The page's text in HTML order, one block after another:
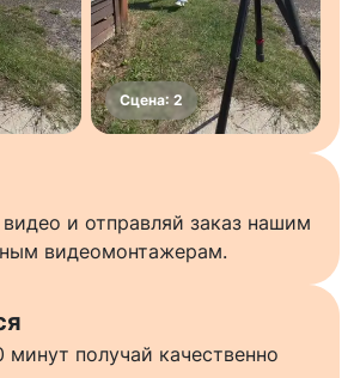
и отправляй заказ нашим
видеомонтажерам.
минут получай качественно